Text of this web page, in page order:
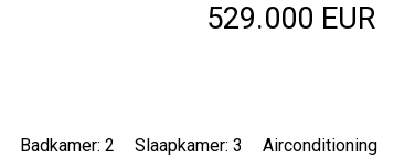
529.000 EUR
Badkamer: 2 Slaapkamer: 3 Airconditioning